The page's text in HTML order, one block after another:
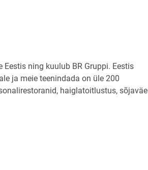
ning kuulub BR Gruppi. Eestis
ja meie teenindada on üle 200
haiglatoitlustus, sõjaväe
on new page